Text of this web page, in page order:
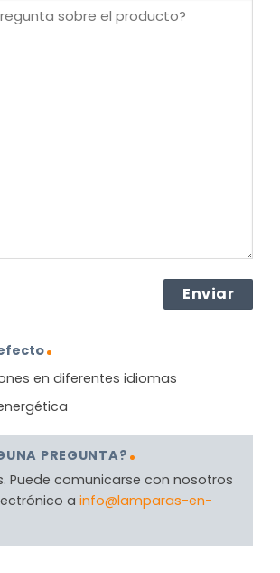
en diferentes idiomas
PREGUNTA?
Puede comunicarse con nosotros
a info@lamparas-en-